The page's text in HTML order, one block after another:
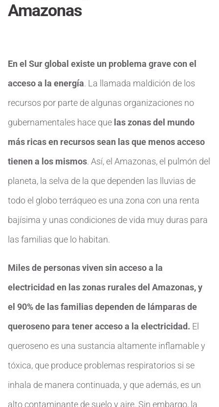
Amazonas
En el Sur global existe un problema grave con el
acceso a la energía. La llamada maldición de los
recursos por parte de algunas organizaciones no
gubernamentales hace que las zonas del mundo
más ricas en recursos sean las que menos acceso
tienen a los mismos. Así, el Amazonas, el pulmón del
planeta, la selva de la que dependen las lluvias de
todo el globo terráqueo es una zona con una renta
bajísima y unas condiciones de vida muy duras para
las familias que lo habitan.
Miles de personas viven sin acceso a la
electricidad en las zonas rurales del Amazonas, y
el 90% de las familias dependen de lámparas de
queroseno para tener acceso a la electricidad. El
queroseno es una sustancia altamente inflamable y
tóxica, que produce problemas respiratorios si se
inhala de manera continuada, y que además, es un
alto contaminante de suelo y aire. Sin embargo, la